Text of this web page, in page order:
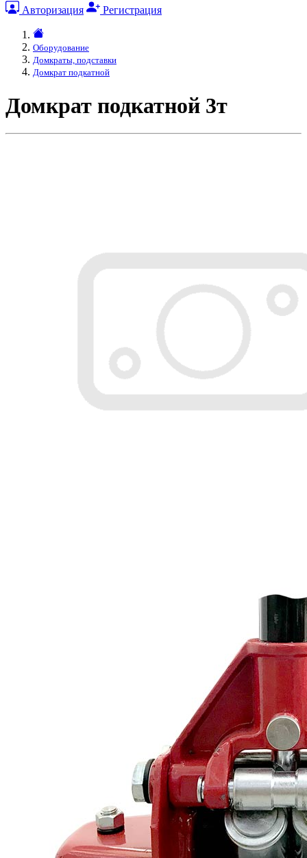
Авторизация Регистрация
Оборудование
Домкраты, подставки
Домкрат подкатной
Домкрат подкатной 3т